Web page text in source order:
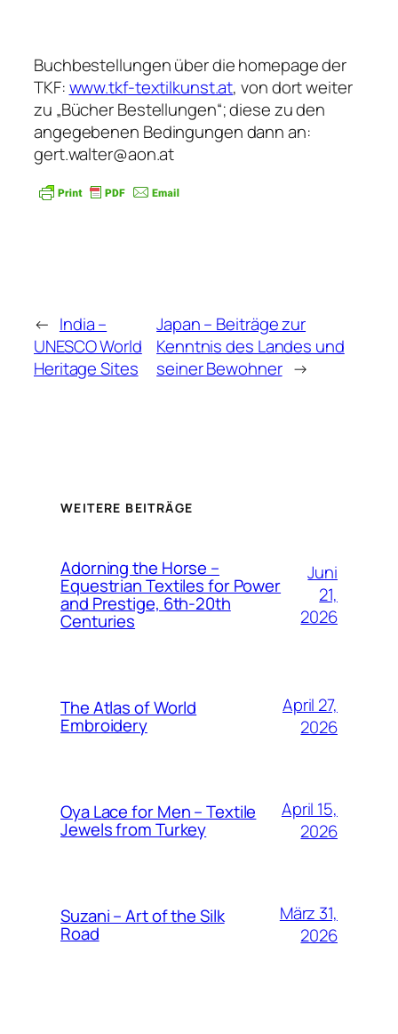
Buchbestellungen über die homepage der
TKF:www.tkf-textilkunst.at, von dort weiter
zu „Bücher Bestellungen“; diese zu den
angegebenen Bedingungen dann an:
gert.walter@aon.at
← India –
UNESCO World
Heritage Sites
Japan – Beiträge zur
Kenntnis des Landes und
seiner Bewohner →
WEITERE BEITRÄGE
Adorning the Horse –
Equestrian Textiles for Power
and Prestige, 6th-20th
Centuries
Juni
21,
2026
The Atlas of World
Embroidery
April 27,
2026
Oya Lace for Men – Textile
Jewels from Turkey
April 15,
2026
Suzani – Art of the Silk
Road
März 31,
2026